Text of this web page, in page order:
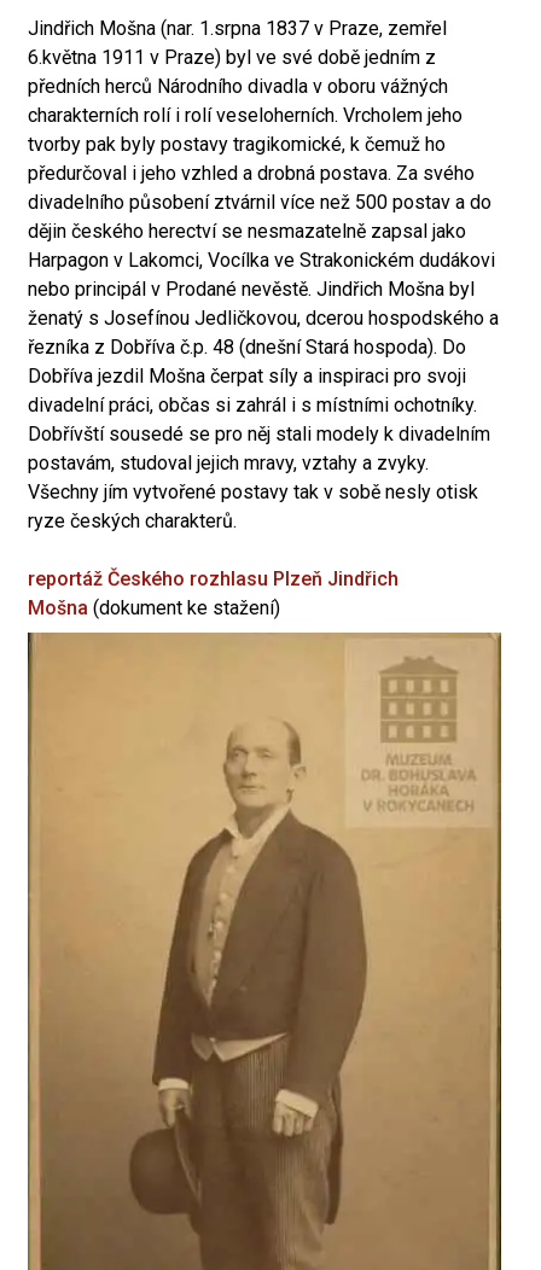
Jindřich Mošna (nar. 1.srpna 1837 v Praze, zemřel
6.května 1911 v Praze) byl ve své době jedním z
předních herců Národního divadla v oboru vážných
charakterních rolí i rolí veseloherních. Vrcholem jeho
tvorby pak byly postavy tragikomické, k čemuž ho
předurčoval i jeho vzhled a drobná postava. Za svého
divadelního působení ztvárnil více než 500 postav a do
dějin českého herectví se nesmazatelně zapsal jako
Harpagon v Lakomci, Vocílka ve Strakonickém dudákovi
nebo principál v Prodané nevěstě. Jindřich Mošna byl
ženatý s Josefínou Jedličkovou, dcerou hospodského a
řezníka z Dobříva č.p. 48 (dnešní Stará hospoda). Do
Dobříva jezdil Mošna čerpat síly a inspiraci pro svoji
divadelní práci, občas si zahrál i s místními ochotníky.
Dobřívští sousedé se pro něj stali modely k divadelním
postavám, studoval jejich mravy, vztahy a zvyky.
Všechny jím vytvořené postavy tak v sobě nesly otisk
ryze českých charakterů.
reportáž Českého rozhlasu Plzeň Jindřich
Mošna (dokument ke stažení)